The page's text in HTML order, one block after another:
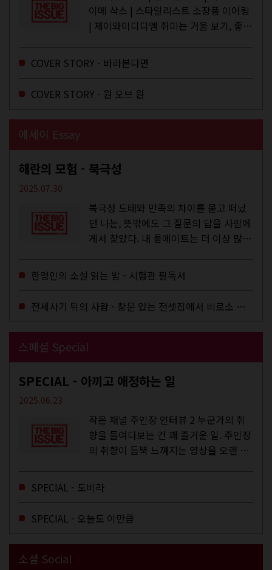
이메 삭스 | 스타일리스트 소장품 이어링
| 제이와이디디엠 취미는 거울 보기, 좋아
주와...
COVER STORY - 바라본다면
COVER STORY - 원 오브 원
에세이 Essay
해란의 모험 - 북극성
2025.07.30
북극성 도태와 만족의 차이를 묻고 떠났
던 나는, 뜻밖에도 그 질문의 답을 사람에
게서 찾았다. 내 룸메이트는 더 이상 많은
한영인의 소설 읽는 밤 - 시험관 필독서
전세사기 뒤의 사람 - 창문 있는 전셋집에서 비로소 겨울 이불을 샀다
스페셜 Special
SPECIAL - 아끼고 애정하는 일
2025.06.23
작은 채널 주인장 인터뷰 2 누군가의 취
향을 들여다보는 건 꽤 즐거운 일. 주인장
의 취향이 듬뿍 느껴지는 영상을 오랜 시
에 스며드는 경험을 하기도 한다. 좀처럼
듣지 않던 장르의 노래를...
SPECIAL - 도비라
SPECIAL - 오늘도 이만큼
소셜 Social